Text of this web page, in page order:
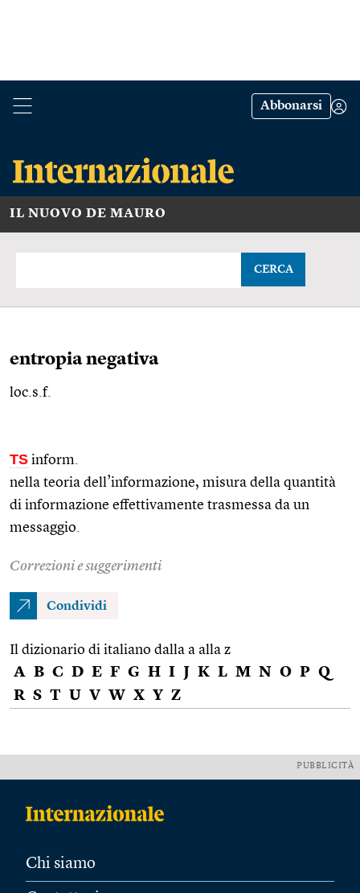
Abbonarsi
IL NUOVO DE MAURO
CERCA
entropia negativa
loc.s.f.
TS inform.
nella teoria dell’informazione, misura della quantità
di informazione effettivamente trasmessa da un
messaggio.
Correzioni e suggerimenti
Condividi
Il dizionario di italiano dalla a alla z
A B C D E F G H I J K L M N O P Q
R S T U V W X Y Z
PUBBLICITÀ
Chi siamo